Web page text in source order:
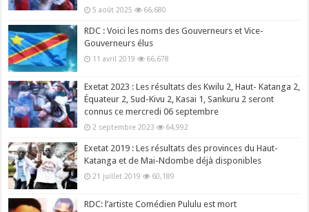
5 août 2025 66,680
RDC : Voici les noms des Gouverneurs et Vice-
Gouverneurs élus
11 avril 2019 66,678
Exetat 2023 : Les résultats des Kwilu 2, Haut- Katanga 2,
Équateur 2, Sud-Kivu 2, Kasai 1, Sankuru 2 seront
connus ce mercredi 06 septembre
2 septembre 2023 64,992
Exetat 2019 : Les résultats des provinces du Haut-
Katanga et de Mai-Ndombe déjà disponibles
21 juillet 2019 60,189
RDC: l’artiste Comédien Pululu est mort